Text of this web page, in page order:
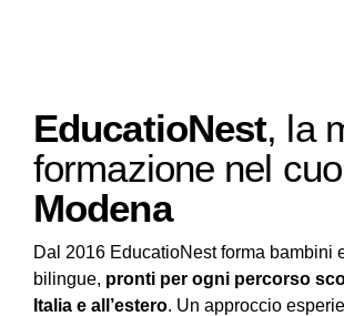
EducatioNest, la
formazione nel
Modena
Dal 2016 EducatioNest forma bambini
bilingue, pronti per ogni percorso
Italia e all’estero. Un approccio